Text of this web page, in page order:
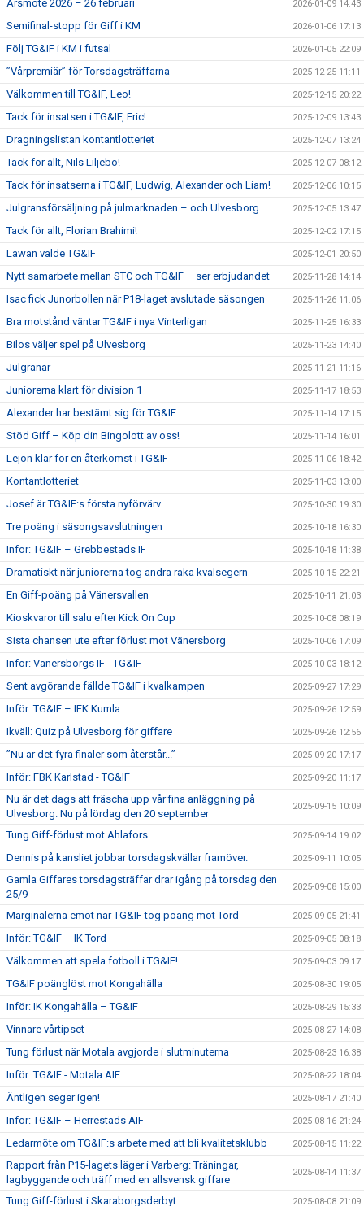
Årsmöte 2026 – 26 februari 2026-01-09 14:43
Semifinal-stopp för Giff i KM 2026-01-06 17:13
Följ TG&IF i KM i futsal 2026-01-05 22:09
”Vårpremiär” för Torsdagsträffarna 2025-12-25 11:11
Välkommen till TG&IF, Leo! 2025-12-15 20:22
Tack för insatsen i TG&IF, Eric! 2025-12-09 13:43
Dragningslistan kontantlotteriet 2025-12-07 13:24
Tack för allt, Nils Liljebo! 2025-12-07 08:12
Tack för insatserna i TG&IF, Ludwig, Alexander och Liam! 2025-12-06 10:15
Julgransförsäljning på julmarknaden – och Ulvesborg 2025-12-05 13:47
Tack för allt, Florian Brahimi! 2025-12-02 17:15
Lawan valde TG&IF 2025-12-01 20:50
Nytt samarbete mellan STC och TG&IF – ser erbjudandet 2025-11-28 14:14
Isac fick Junorbollen när P18-laget avslutade säsongen 2025-11-26 11:06
Bra motstånd väntar TG&IF i nya Vinterligan 2025-11-25 16:33
Bilos väljer spel på Ulvesborg 2025-11-23 14:40
Julgranar 2025-11-21 11:16
Juniorerna klart för division 1 2025-11-17 18:53
Alexander har bestämt sig för TG&IF 2025-11-14 17:15
Stöd Giff – Köp din Bingolott av oss! 2025-11-14 16:01
Lejon klar för en återkomst i TG&IF 2025-11-06 18:42
Kontantlotteriet 2025-11-03 13:00
Josef är TG&IF:s första nyförvärv 2025-10-30 19:30
Tre poäng i säsongsavslutningen 2025-10-18 16:30
Inför: TG&IF – Grebbestads IF 2025-10-18 11:38
Dramatiskt när juniorerna tog andra raka kvalsegern 2025-10-15 22:21
En Giff-poäng på Vänersvallen 2025-10-11 21:03
Kioskvaror till salu efter Kick On Cup 2025-10-08 08:19
Sista chansen ute efter förlust mot Vänersborg 2025-10-06 17:09
Inför: Vänersborgs IF - TG&IF 2025-10-03 18:12
Sent avgörande fällde TG&IF i kvalkampen 2025-09-27 17:29
Inför: TG&IF – IFK Kumla 2025-09-26 12:59
Ikväll: Quiz på Ulvesborg för giffare 2025-09-26 12:56
”Nu är det fyra finaler som återstår...” 2025-09-20 17:17
Inför: FBK Karlstad - TG&IF 2025-09-20 11:17
Nu är det dags att fräscha upp vår fina anläggning på
Ulvesborg. Nu på lördag den 20 september
2025-09-15 10:09
Tung Giff-förlust mot Ahlafors 2025-09-14 19:02
Dennis på kansliet jobbar torsdagskvällar framöver. 2025-09-11 10:05
Gamla Giffares torsdagsträffar drar igång på torsdag den
25/9
2025-09-08 15:00
Marginalerna emot när TG&IF tog poäng mot Tord 2025-09-05 21:41
Inför: TG&IF – IK Tord 2025-09-05 08:18
Välkommen att spela fotboll i TG&IF! 2025-09-03 09:17
TG&IF poänglöst mot Kongahälla 2025-08-30 19:05
Inför: IK Kongahälla – TG&IF 2025-08-29 15:33
Vinnare vårtipset 2025-08-27 14:08
Tung förlust när Motala avgjorde i slutminuterna 2025-08-23 16:38
Inför: TG&IF - Motala AIF 2025-08-22 18:04
Äntligen seger igen! 2025-08-17 21:40
Inför: TG&IF – Herrestads AIF 2025-08-16 21:24
Ledarmöte om TG&IF:s arbete med att bli kvalitetsklubb 2025-08-15 11:22
Rapport från P15-lagets läger i Varberg: Träningar,
lagbyggande och träff med en allsvensk giffare
2025-08-14 11:37
Tung Giff-förlust i Skaraborgsderbyt 2025-08-08 21:09